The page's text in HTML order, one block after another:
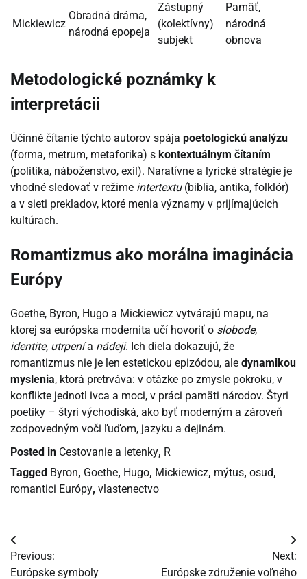
Mickiewicz
Obradná dráma,
národná epopeja
Zástupný
(kolektívny)
subjekt
Pamäť,
národná
obnova
Metodologické poznámky k
interpretácii
Účinné čítanie týchto autorov spája poetologickú analýzu
(forma, metrum, metaforika) s kontextuálnym čítaním
(politika, náboženstvo, exil). Naratívne a lyrické stratégie je
vhodné sledovať v režime intertextu(biblia, antika, folklór)
a v sieti prekladov, ktoré menia významy v prijímajúcich
kultúrach.
Romantizmus ako morálna imaginácia
Európy
Goethe, Byron, Hugo a Mickiewicz vytvárajú mapu, na
ktorej sa európska modernita učí hovoriť o slobode,
identite, utrpenía nádeji. Ich diela dokazujú, že
romantizmus nie je len estetickou epizódou, ale dynamikou
myslenia, ktorá pretrváva: v otázke po zmysle pokroku, v
konflikte jednotl ivca a moci, v práci pamäti národov. Štyri
poetiky – štyri východiská, ako byť moderným a zároveň
zodpovedným voči ľuďom, jazyku a dejinám.
Posted in Cestovanie a letenky, R
Tagged Byron, Goethe, Hugo, Mickiewicz, mýtus, osud,
romantici Európy, vlastenectvo
Navigácia
v
Previous:
Európske symboly
Next:
Európske združenie voľného